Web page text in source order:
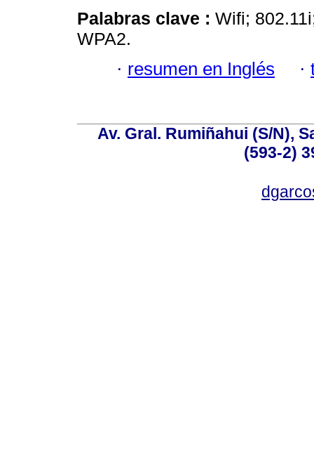
Palabras clave : Wifi;
WPA2.
· resumen en Inglés ·
Av. Gral. Rumiñahui (S/N),
(593-2)